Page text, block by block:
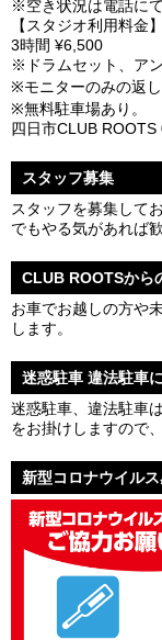
※空き状況は電話に
【スタジオ利用料金】
3時間 ¥6,500
※ドラムセット、ア
※モニターのみの返し
※無料駐車場あり。
四日市CLUB
スタッフ募集
スタッフを募集して
でもやる気があれば歓
CLUB ROOTSから
お車でお越しの方や
します。
迷惑駐車 違法駐車
迷惑駐車、違法駐車
をお掛けしますので
新型コロナウイル